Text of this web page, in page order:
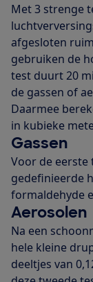
Met 3 strenge
afgesloten
gebruiken de
test duurt 20
de gassen of
Daarmee
in kubieke
Gassen
Voor de eerste
gedefinieerde
formaldehyde
Aerosolen
Na een
hele kleine
deeltjes van